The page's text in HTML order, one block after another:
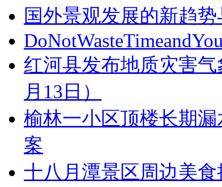
国外景观发展的新趋
红河县发布地质灾害
月13日）
榆林一小区顶楼长期
案
十八月潭景区周边美食